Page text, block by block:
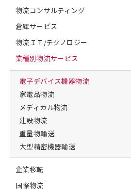
物流コンサルティング
倉庫サービス
物流ＩＴ/テクノロジー
業種別物流サービス
電子デバイス機器物流
家電品物流
メディカル物流
建設物流
重量物輸送
大型精密機器輸送
企業移転
国際物流